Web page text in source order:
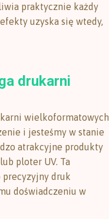
praktycznie każdy
uzyska się wtedy,
drukarni
wielkoformatowych
i jesteśmy w stanie
atrakcyjne produkty
ploter UV. Ta
precyzyjny druk
doświadczeniu w